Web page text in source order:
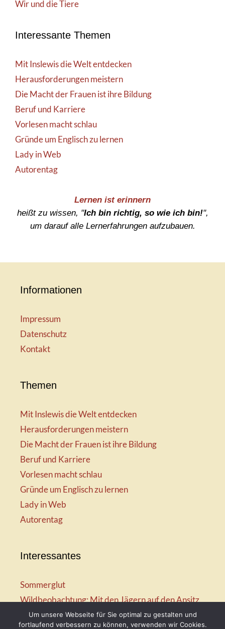
Wir und die Tiere
Interessante Themen
Mit Inslewis die Welt entdecken
Herausforderungen meistern
Die Macht der Frauen ist ihre Bildung
Beruf und Karriere
Vorlesen macht schlau
Gründe um Englisch zu lernen
Lady in Web
Autorentag
Lernen ist erinnern
heißt zu wissen, "Ich bin richtig, so wie ich bin!",
um darauf alle Lernerfahrungen aufzubauen.
Informationen
Impressum
Datenschutz
Kontakt
Themen
Mit Inslewis die Welt entdecken
Herausforderungen meistern
Die Macht der Frauen ist ihre Bildung
Beruf und Karriere
Vorlesen macht schlau
Gründe um Englisch zu lernen
Lady in Web
Autorentag
Interessantes
Sommerglut
Wildbeobachtung: Mit den Jägern auf den Ansitz
Mir ist so heiß
Um unsere Webseite für Sie optimal zu gestalten und
fortlaufend verbessern zu können, verwenden wir Cookies.